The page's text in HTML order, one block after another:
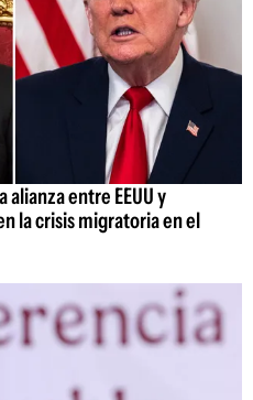
entre EEUU y
la crisis migratoria en el